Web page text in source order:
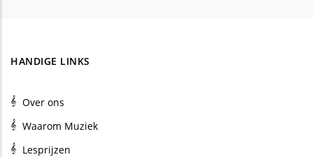
HANDIGE LINKS
Over ons
Waarom Muziek
Lesprijzen